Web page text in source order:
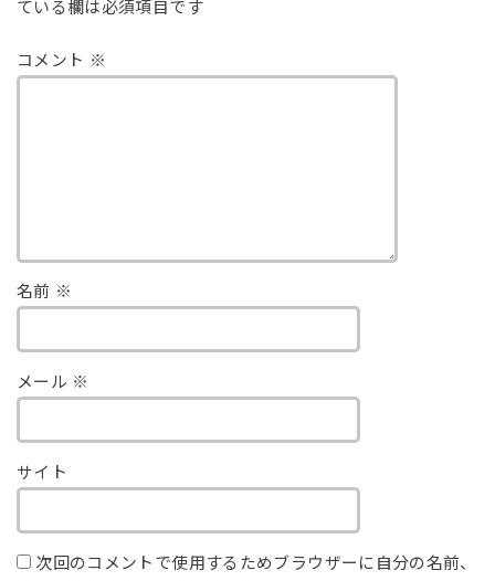
ている欄は必須項目です
コメント ※
名前 ※
メール ※
サイト
次回のコメントで使用するためブラウザーに自分の名前、